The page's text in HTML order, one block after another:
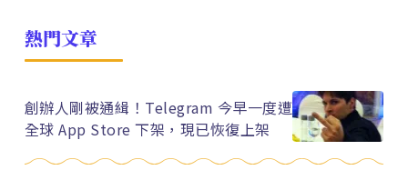
熱門文章
創辦人剛被通緝！Telegram 今早一度遭
全球 App Store 下架，現已恢復上架